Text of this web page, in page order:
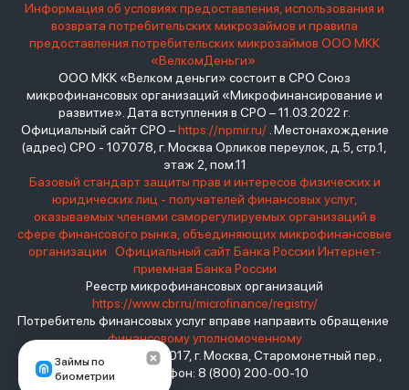
Займы по
биометрии
Информация об условиях предоставления, использования и
возврата потребительских микрозаймов и правила
предоставления потребительских микрозаймов ООО МКК
«ВелкомДеньги»
ООО МКК «Велком деньги» состоит в СРО Союз
микрофинансовых организаций «Микрофинансирование и
развитие». Дата вступления в СРО – 11.03.2022 г.
Официальный сайт СРО –https://npmir.ru/. Местонахождение
(адрес) СРО - 107078, г. Москва Орликов переулок, д.5, стр.1,
этаж 2, пом.11
Базовый стандарт защиты прав и интересов физических и
юридических лиц - получателей финансовых услуг,
оказываемых членами саморегулируемых организаций в
сфере финансового рынка, объединяющих микрофинансовые
организации
Официальный сайт Банка России Интернет-
приемная Банка России
Реестр микрофинансовых организаций
https://www.cbr.ru/microfinance/registry/
Потребитель финансовых услуг вправе направить обращение
финансовому уполномоченному
Место нахождения: 119017, г. Москва, Старомонетный пер.,
дом 3 Телефон: 8 (800) 200-00-10